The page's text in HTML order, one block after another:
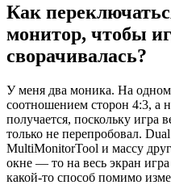
Как
монитор, чтобы
сворачивалась?
У меня два моника. На одном
соотношением сторон 4:3, а
получается, поскольку игра
только не перепробовал.
MultiMonitorTool и массу
окне — то на весь экран
какой-то способ помимо